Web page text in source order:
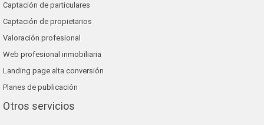
Captación de particulares
Captación de propietarios
Valoración profesional
Web profesional inmobiliaria
Landing page alta conversión
Planes de publicación
Otros servicios